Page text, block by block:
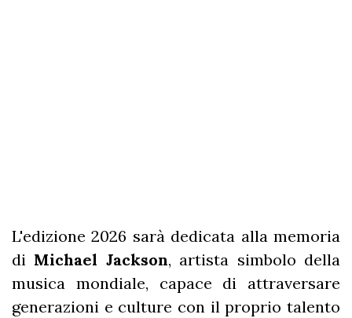
L'edizione 2026 sarà dedicata alla memoria
di Michael Jackson, artista simbolo della
musica mondiale, capace di attraversare
generazioni e culture con il proprio talento